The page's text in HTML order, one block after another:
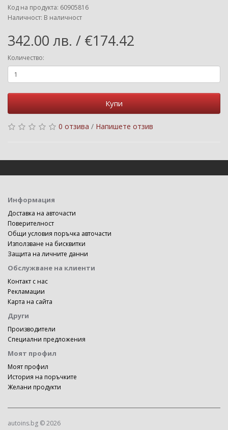
Код на продукта: 60905816
Наличност: В наличност
342.00 лв. / €174.42
Количество:
Купи
0 отзива / Напишете отзив
Информация
Доставка на авточасти
Поверителност
Общи условия поръчка авточасти
Използване на бисквитки
Защита на личните данни
Обслужване на клиенти
Контакт с нас
Рекламации
Карта на сайта
Други
Производители
Специални предложения
Моят профил
Моят профил
История на поръчките
Желани продукти
autoins.bg © 2026